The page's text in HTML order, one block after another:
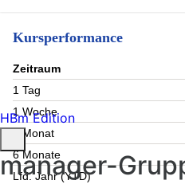
Kursperformance
Zeitraum
1 Tag
1 Woche
1 Monat
6 Monate
Lfd. Jahr (YTD)
HBm Edition
manager-